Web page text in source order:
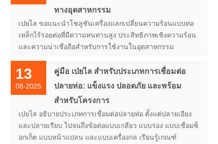
ทางอุตสาหกรรม
เป่ยไล ขอแนะนำโซลูชันเครื่องแลกเปลี่ยนความร้อนแบบท่อ
เหล็กไร้รอยต่อที่มีความทนทานสูง ประสิทธิภาพเชิงความร้อน
และความน่าเชื่อถือสำหรับการใช้งานในอุตสาหกรรม
13
08-2025
คู่มือ เป่ยไล สำหรับประเภทการเชื่อมต่อ
ปลายท่อ: แข็งแรง ปลอดภัย และพร้อม
สำหรับโครงการ
เป่ยไล อธิบายประเภทการเชื่อมต่อปลายท่อ ตั้งแต่ปลายเอียง
และปลายเรียบ ไปจนถึงข้อต่อแบบเกลียว แบบร่อง แบบเชื่อมซ็
อกเก็ต แบบหน้าแปลน และแบบเครื่องกล เรียนรู้เกณฑ์